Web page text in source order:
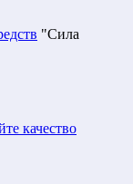
"Сила